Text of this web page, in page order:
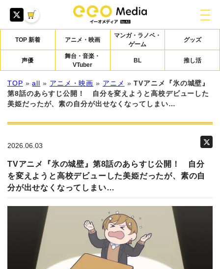
TOP 新着 アニメ・映画
マンガ・ラノベ・
ゲーム
グッズ
声優
舞台・音楽・
VTuber
BL 推し活
TOP »all » アニメ・映画 » アニメ »TVアニメ『氷の城壁』
第8話のあらすじ公開！ 自分を変えようと高校デビューした
美姫だったが、素の自分が出せなくなってしまい…
2026.06.03
TVアニメ『氷の城壁』第8話のあらすじ公開！ 自分
を変えようと高校デビューした美姫だったが、素の自
分が出せなくなってしまい…